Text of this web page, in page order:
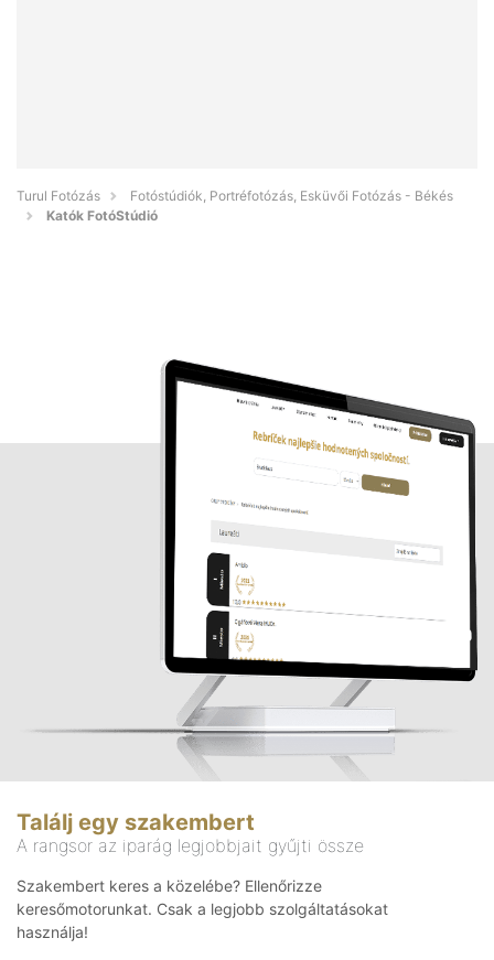
Turul Fotózás
Fotóstúdiók, Portréfotózás, Esküvői Fotózás - Békés
Katók FotóStúdió
Találj egy szakembert
A rangsor az iparág legjobbjait gyűjti össze
Szakembert keres a közelébe? Ellenőrizze
keresőmotorunkat. Csak a legjobb szolgáltatásokat
használja!